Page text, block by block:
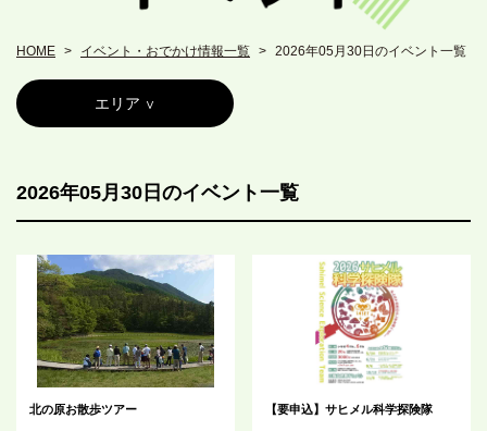
HOME イベント・おでかけ情報一覧 2026年05月30日のイベント一覧
エリア
2026年05月30日のイベント一覧
北の原お散歩ツアー 【要申込】サヒメル科学探険隊